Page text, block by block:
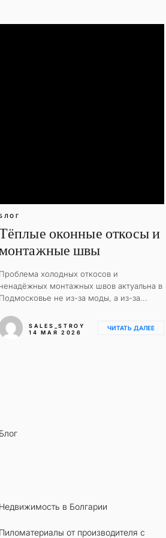
оконные откосы и
швы
Проблема холодных откосов и
ненадёжных монтажных швов актуальна в
Подмосковье не из-за моды, а из-за...
SALES_STROY
14 МАЯ 2026
ЧИТАТЬ ДАЛЕЕ
Блог
Недвижимость в Болгарии
Пиломатериалы от производителя с